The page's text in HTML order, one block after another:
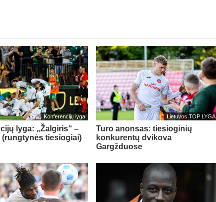
Konferencijų lyga
lyga: „Žalgiris“ –
(rungtynės tiesiogiai)
Lietuvos TOP LYGA
Turo anonsas: tiesioginių
konkurentų dvikova
Gargžduose